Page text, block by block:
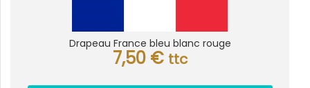
Drapeau France bleu blanc rouge
7,50 € ttc